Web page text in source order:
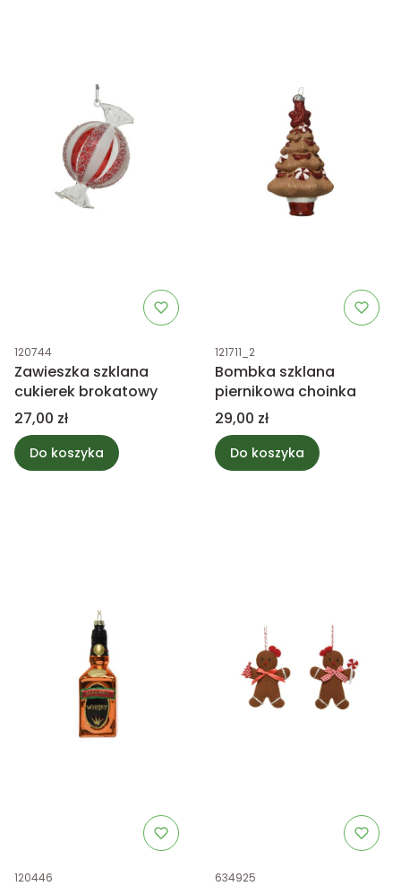
Kod produktu
120744
Zawieszka szklana
cukierek brokatowy
Cena
27,00 zł
Do koszyka
Kod produktu
121711_2
Bombka szklana
piernikowa choinka
Cena
29,00 zł
Do koszyka
Kod produktu
120446 Kod produktu
634925